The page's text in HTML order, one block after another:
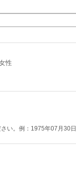
性
い。例：1975年07月30日